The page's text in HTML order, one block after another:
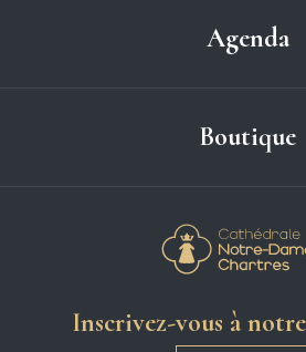
Agenda
Boutique
Inscrivez-vous à